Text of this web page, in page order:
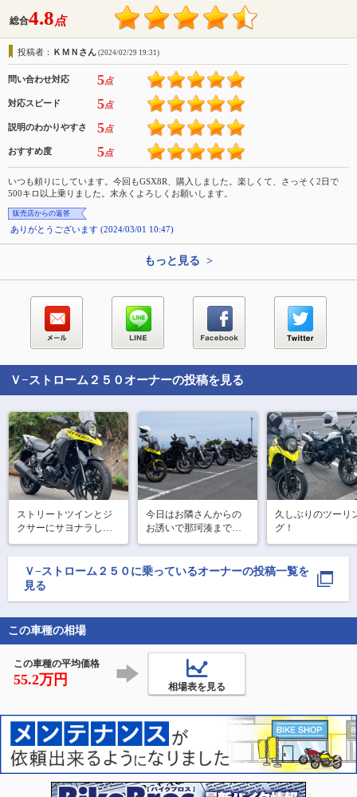
総合4.8点
投稿者： ＫＭＮさん (2024/02/29 19:31)
問い合わせ対応 5点
対応スピード 5点
説明のわかりやすさ 5点
おすすめ度 5点
いつも頼りにしています。今回もGSX8R、購入しました。楽しくて、さっそく2日で
500キロ以上乗りました。末永くよろしくお願いします。
販売店からの返答
ありがとうございます (2024/03/01 10:47)
もっと見る >
Ｖ−ストローム２５０ オーナーの投稿を見る
ストリートツインとジ
クサーにサヨナラして
ちょうど1ヶ月。やっと
次のバイクが納車とな
りました♪
◯◯ストのニコ丸
5年落ちの中古車です
じさんホ
今日はお隣さんからの
お誘いで那珂湊までツ
ーリング🏍️
美味しいお刺身定食を
久しぶりのツーリ
グ！
Ｖ−ストローム２５０ に乗っているオーナーの投稿一覧を
見る
この車種の相場
この車種の平均価格
55.2万円 相場表を見る